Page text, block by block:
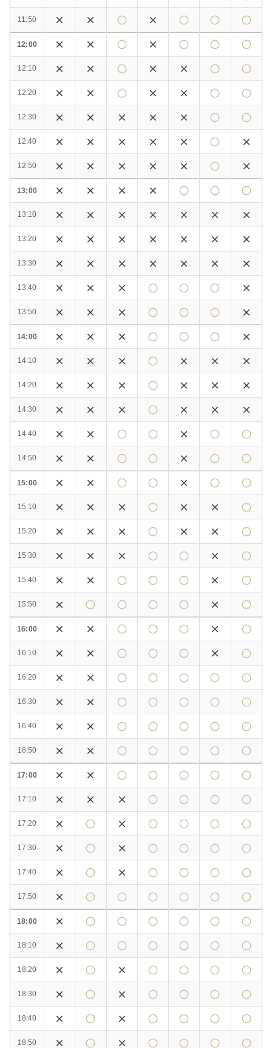
11:50
12:00
12:10
12:20
12:30
12:40
12:50
13:00
13:10
13:20
13:30
13:40
13:50
14:00
14:10
14:20
14:30
14:40
14:50
15:00
15:10
15:20
15:30
15:40
15:50
16:00
16:10
16:20
16:30
16:40
16:50
17:00
17:10
17:20
17:30
17:40
17:50
18:00
18:10
18:20
18:30
18:40
18:50